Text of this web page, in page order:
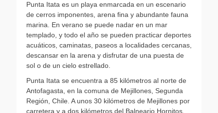
Punta Itata es un playa enmarcada en un escenario
de cerros imponentes, arena fina y abundante fauna
marina. En verano se puede nadar en un mar
templado, y todo el año se pueden practicar deportes
acuáticos, caminatas, paseos a localidades cercanas,
descansar en la arena y disfrutar de una puesta de
sol o de un cielo estrellado.
Punta Itata se encuentra a 85 kilómetros al norte de
Antofagasta, en la comuna de Mejillones, Segunda
Región, Chile. A unos 30 kilómetros de Mejillones por
carretera y a dos kilómetros del Balneario Hornitos.